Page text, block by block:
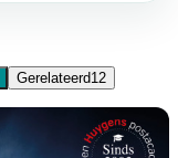
Gerelateerd12